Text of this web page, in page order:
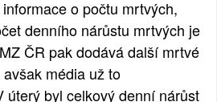
o počtu mrtvých,
denního nárůstu mrtvých je
ČR pak dodává další mrtvé
média už to
úterý byl celkový denní nárůst